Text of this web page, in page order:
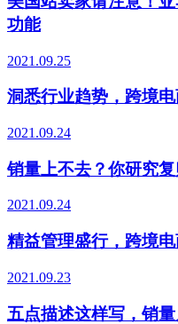
功能
2021.09.25
洞悉行业趋势，跨境
2021.09.24
销量上不去？你研究复
2021.09.24
精益管理盛行，跨境
2021.09.23
五点描述这样写，销